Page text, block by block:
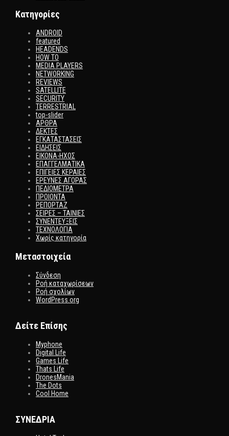
Kατηγορίες
ANDROID
featured
HEADENDS
HOW TO
MEDIA PLAYERS
NETWORKING
REVIEWS
SATELLITE
SECURITY
TERRESTRIAL
top-slider
ΑΡΘΡΑ
ΔΕΚΤΕΣ
ΕΓΚΑΤΑΣΤΑΣΕΙΣ
ΕΙΔΗΣΕΙΣ
ΕΙΚΟΝΑ-ΗΧΟΣ
ΕΠΑΓΓΕΛΜΑΤΙΚΑ
ΕΠΙΓΕΙΕΣ ΚΕΡΑΙΕΣ
ΕΡΕΥΝΕΣ ΑΓΟΡΑΣ
ΠΕΔΙΟΜΕΤΡΑ
ΠΡΟΙΟΝΤΑ
ΡΕΠΟΡΤΑΖ
ΣΕΙΡΕΣ – ΤΑΙΝΙΕΣ
ΣΥΝΕΝΤΕΥΞΕΙΣ
ΤΕΧΝΟΛΟΓΙΑ
Χωρίς κατηγορία
Μεταστοιχεία
Σύνδεση
Ροή καταχωρίσεων
Ροή σχολίων
WordPress.org
Δείτε Επίσης
Myphone
Digital Life
Games Life
Thats Life
DronesMania
The Dots
Cool Home
ΣΥΝΕΔΡΙΑ